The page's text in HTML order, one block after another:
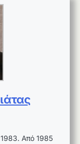
Από 1985